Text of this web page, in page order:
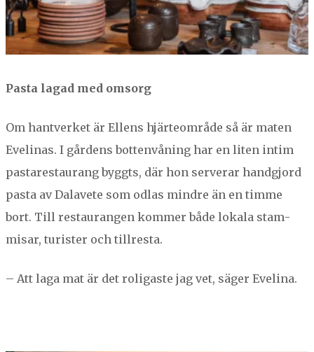
Pas­ta lagad med omsorg
Om hantver­ket är Ellens hjär­te­om­råde så är mat­en
Eveli­nas. I går­dens bot­ten­vån­ing har en liten intim
pastarestau­rang byg­gts, där hon server­ar handgjord
pas­ta av Dalavete som odlas min­dre än en timme
bort. Till restau­rangen kom­mer både lokala stam­
mis­ar, tur­is­ter och tillresta.
– Att laga mat är det roli­gaste jag vet, säger Evelina.